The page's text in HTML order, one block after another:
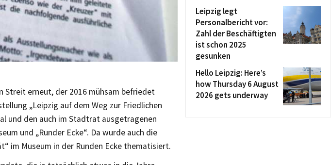
Streit erneut, der 2016 mühsam befriedet
„Leipzig auf dem Weg zur Friedlichen
und den auch im Stadtrat ausgetragenen
und „Runder Ecke“. Da wurde auch die
im Museum in der Runden Ecke thematisiert.
Leipzig legt
Personalbericht vor:
Zahl der Beschäftigten
ist schon 2025
gesunken
Hello Leipzig: Here’s
how Thursday 6 August
2026 gets underway